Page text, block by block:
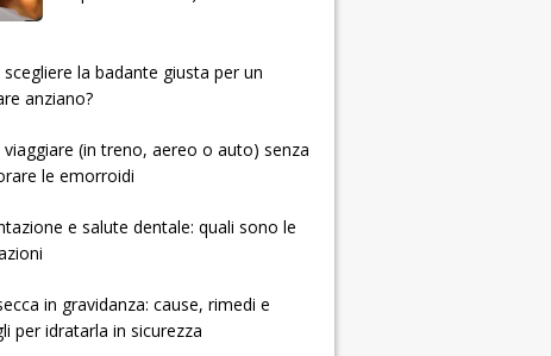
la badante giusta per un
anziano?
viaggiare (in treno, aereo o auto) senza
le emorroidi
e salute dentale: quali sono le
in gravidanza: cause, rimedi e
per idratarla in sicurezza